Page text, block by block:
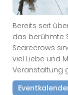
Bereits seit
das berühmte
Scarecrows
viel Liebe und
Veranstaltung